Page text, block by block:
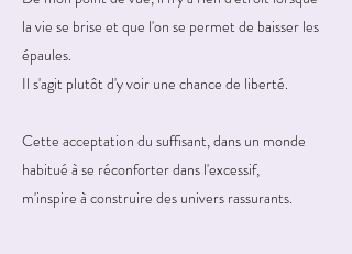
la vie se brise et que l'on se permet de baisser les
épaules.
Il s'agit plutôt d'y voir une chance de liberté.
Cette acceptation du suffisant, dans un monde
habitué à se réconforter dans l'excessif,
m'inspire à construire des univers rassurants.